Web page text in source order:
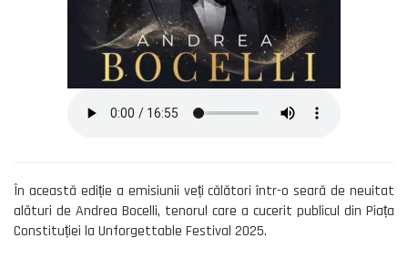
În această ediție a emisiunii veți călători într-o seară de neuitat
alături de Andrea Bocelli, tenorul care a cucerit publicul din Piața
Constituției la Unforgettable Festival 2025.